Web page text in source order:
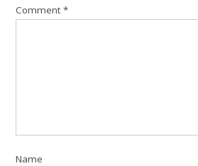
Comment*
Name